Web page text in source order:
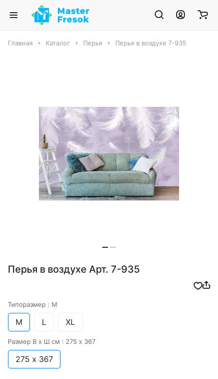
Главная Каталог Перья Перья в воздухе 7-935
Перья в воздухе Арт. 7-935
Типоразмер : M
M L XL
Размер В х Ш см : 275 х 367
275 х 367